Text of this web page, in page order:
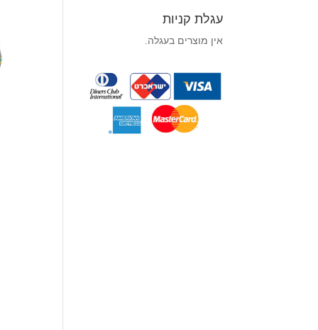
עגלת קניות
אין מוצרים בעגלה.